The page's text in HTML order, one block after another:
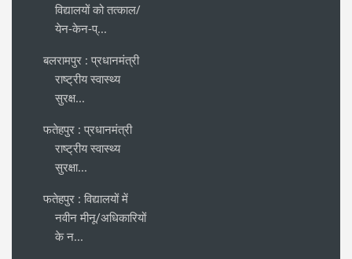
विद्यालयों को तत्काल/
येन-केन-प्...
बलरामपुर : प्रधानमंत्री
राष्ट्रीय स्वास्थ्य
सुरक्ष...
फतेहपुर : प्रधानमंत्री
राष्ट्रीय स्वास्थ्य
सुरक्षा...
फतेहपुर : विद्यालयों में
नवीन मीनू/अधिकारियों
के न...